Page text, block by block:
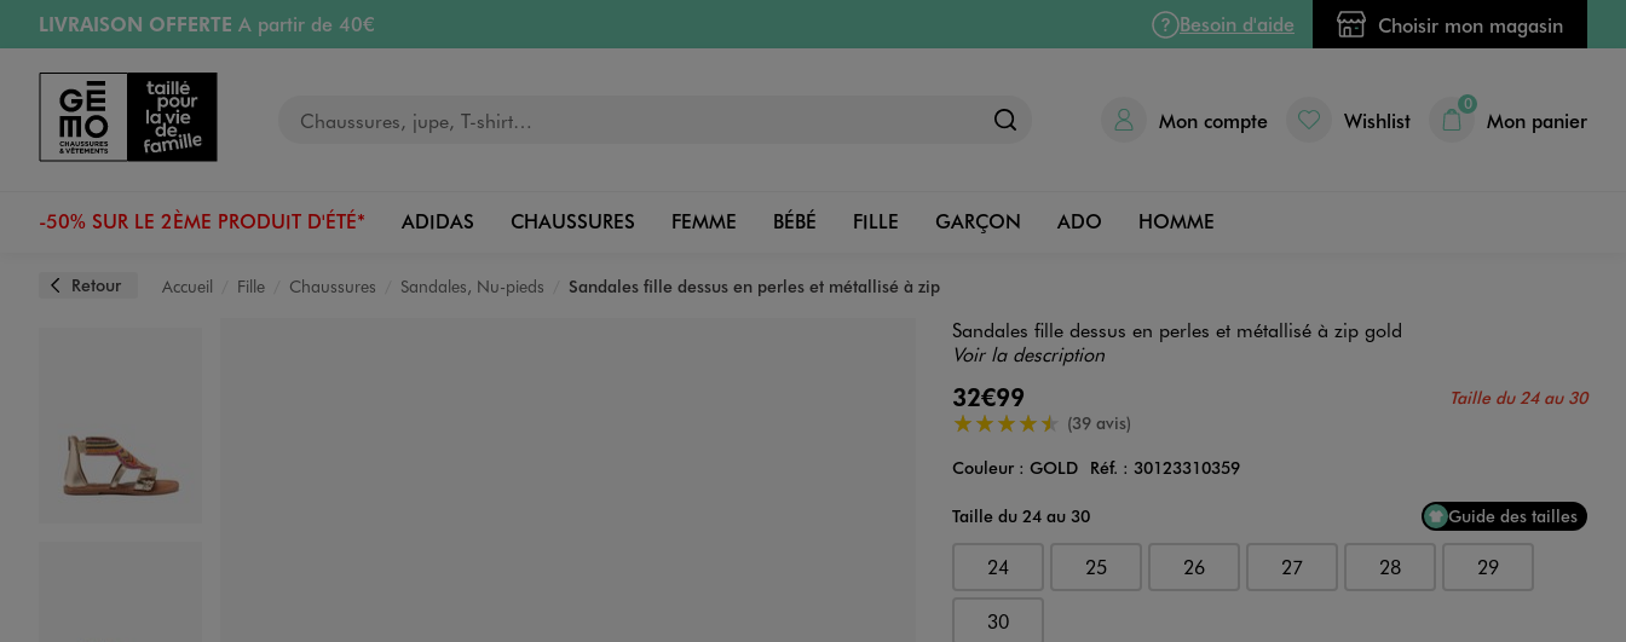
Aller au contenu principal
Aller à la navigation
LIVRAISON OFFERTE A partir de 40€
RETRAIT ET LIVRAISON OFFERTE
RÉSERVATION GRATUITE
4h en magasin
Retours OFFERTSpendant 30 jours
Besoin d'aide Choisir mon magasin
Mon compte Wishlist
0
Mon panier
-50% SUR LE 2ÈME PRODUIT D'ÉTÉ* ADIDAS CHAUSSURES FEMME BÉBÉ FILLE GARÇON ADO HOMME
Retour Accueil Fille Chaussures Sandales, Nu-pieds Sandales fille dessus en perles et métallisé à zip
Sandales fille dessus en perles et métallisé à zip gold
Voir la description
32€99 Taille du 24 au 30
4.5/5 de moyenne
(39 avis)
Couleur
Couleur : GOLD Réf. : 30123310359
Taille du 24 au 30
Guide des tailles
24 25 26 27 28 29
30